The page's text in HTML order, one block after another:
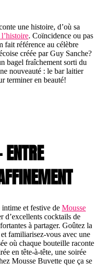
une histoire, d’où sa
. Coïncidence ou pas
fait référence au célèbre
créée par Guy Sanche?
bagel fraîchement sorti du
nouveauté : le bar laitier
terminer en beauté!
intime et festive de Mousse
d’excellents cocktails de
à partager. Goûtez la
familiarisez-vous avec une
où chaque bouteille raconte
en tête-à-tête, une soirée
Mousse Buvette que ça se